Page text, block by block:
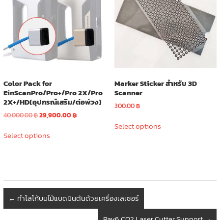
Color Pack for
EinScanPro/Pro+/Pro 2X/Pro
2X+/HD(อุปกรณ์เสริม/ต่อพ่วง)
40,000.00฿Original
was:
29,900.00฿Current
Select optionsproduct
The
options
may
Marker Sticker สำหรับ 3D
Scanner
300.00฿
Select optionsproduct
options
chosen
← ทำโลโก้บนไม้แบดมินตันด้วยเครื่องเลเซอร์